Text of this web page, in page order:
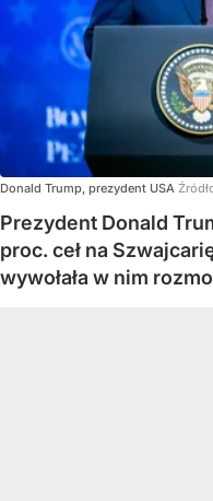
Donald Trump, prezydent USA
Prezydent Donald
proc. ceł na
wywołała w nim